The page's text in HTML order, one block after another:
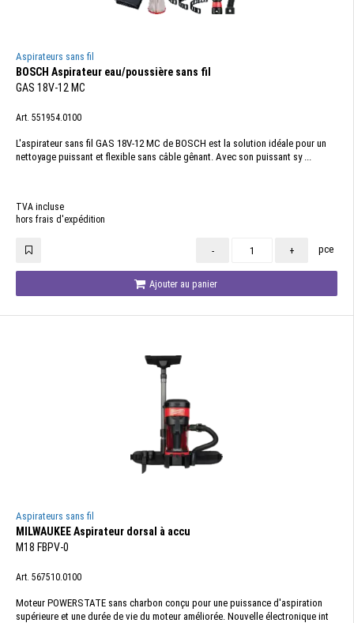
Aspirateurs sans fil
BOSCH Aspirateur eau/poussière sans fil
GAS 18V-12 MC
Art. 551954.0100
L'aspirateur sans fil GAS 18V-12 MC de BOSCH est la solution idéale pour un
nettoyage puissant et flexible sans câble gênant. Avec son puissant sy ...
TVA incluse
hors frais d'expédition
- + pce
Ajouter au panier
Aspirateurs sans fil
MILWAUKEE Aspirateur dorsal à accu
M18 FBPV-0
Art. 567510.0100
Moteur POWERSTATE sans charbon conçu pour une puissance d'aspiration
supérieure et une durée de vie du moteur améliorée. Nouvelle électronique int